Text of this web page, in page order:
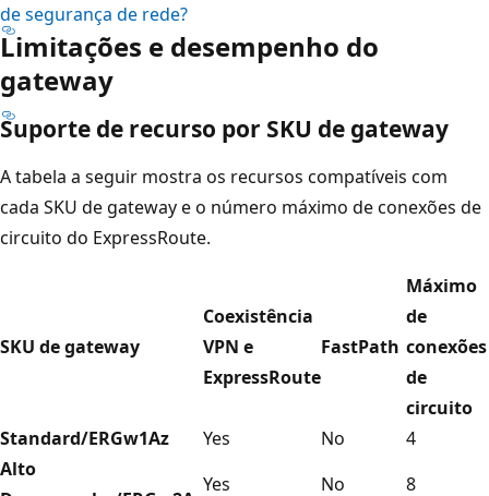
de segurança de rede?
Limitações e desempenho do
gateway
Suporte de recurso por SKU de gateway
A tabela a seguir mostra os recursos compatíveis com
cada SKU de gateway e o número máximo de conexões de
circuito do ExpressRoute.
SKU de gateway
Coexistência
VPN e
ExpressRoute
FastPath
Máximo
de
conexões
de
circuito
Standard/ERGw1Az
Yes No
4
Alto
Yes No
8